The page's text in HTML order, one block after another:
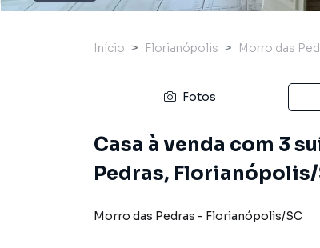
Início Florianópolis Morro das
Fotos
Casa à venda com 3
Pedras,
Morro das Pedras - Florianópolis/SC